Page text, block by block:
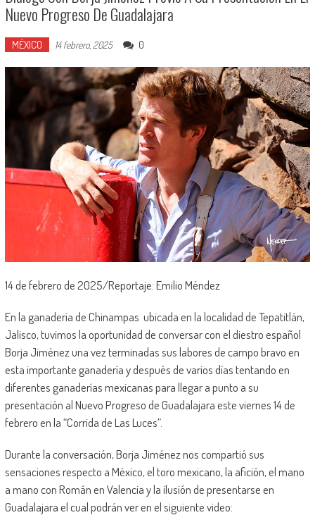
Nuevo Progreso De Guadalajara
MÉXICO 14 febrero, 2025 0
14 de febrero de 2025/Reportaje: Emilio Méndez
En la ganadería de Chinampas ubicada en la localidad de Tepatitlán,
Jalisco, tuvimos la oportunidad de conversar con el diestro español
Borja Jiménez una vez terminadas sus labores de campo bravo en
esta importante ganadería y después de varios días tentando en
diferentes ganaderías mexicanas para llegar a punto a su
presentación al Nuevo Progreso de Guadalajara este viernes 14 de
febrero en la “Corrida de Las Luces”.
Durante la conversación, Borja Jiménez nos compartió sus
sensaciones respecto a México, el toro mexicano, la afición, el mano
a mano con Román en Valencia y la ilusión de presentarse en
Guadalajara el cual podrán ver en el siguiente video: